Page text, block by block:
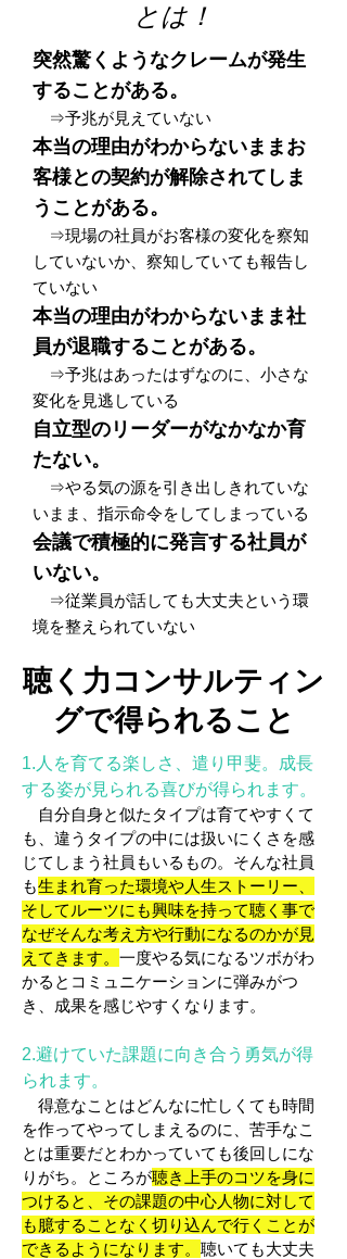
とは！
突然驚くようなクレームが発生
することがある。
⇒予兆が見えていない
本当の理由がわからないままお
客様との契約が解除されてしま
うことがある。
⇒現場の社員がお客様の変化を察知
していないか、察知していても報告し
ていない
本当の理由がわからないまま社
員が退職することがある。
⇒予兆はあったはずなのに、小さな
変化を見逃している
自立型のリーダーがなかなか育
たない。
⇒やる気の源を引き出しきれていな
いまま、指示命令をしてしまっている
会議で積極的に発言する社員が
いない。
⇒従業員が話しても大丈夫という環
境を整えられていない
聴く力コンサルティン
グで得られること
1.人を育てる楽しさ、遣り甲斐。成長
する姿が見られる喜びが得られます。
自分自身と似たタイプは育てやすくて
も、違うタイプの中には扱いにくさを感
じてしまう社員もいるもの。そんな社員
も生まれ育った環境や人生ストーリー、
そしてルーツにも興味を持って聴く事で
なぜそんな考え方や行動になるのかが見
えてきます。 一度やる気になるツボがわ
かるとコミュニケーションに弾みがつ
き、成果を感じやすくなります。
2.避けていた課題に向き合う勇気が得
られます。
得意なことはどんなに忙しくても時間
を作ってやってしまえるのに、苦手なこ
とは重要だとわかっていても後回しにな
りがち。ところが聴き上手のコツを身に
つけると、その課題の中心人物に対して
も臆することなく切り込んで行くことが
できるようになります。 聴いても大丈夫